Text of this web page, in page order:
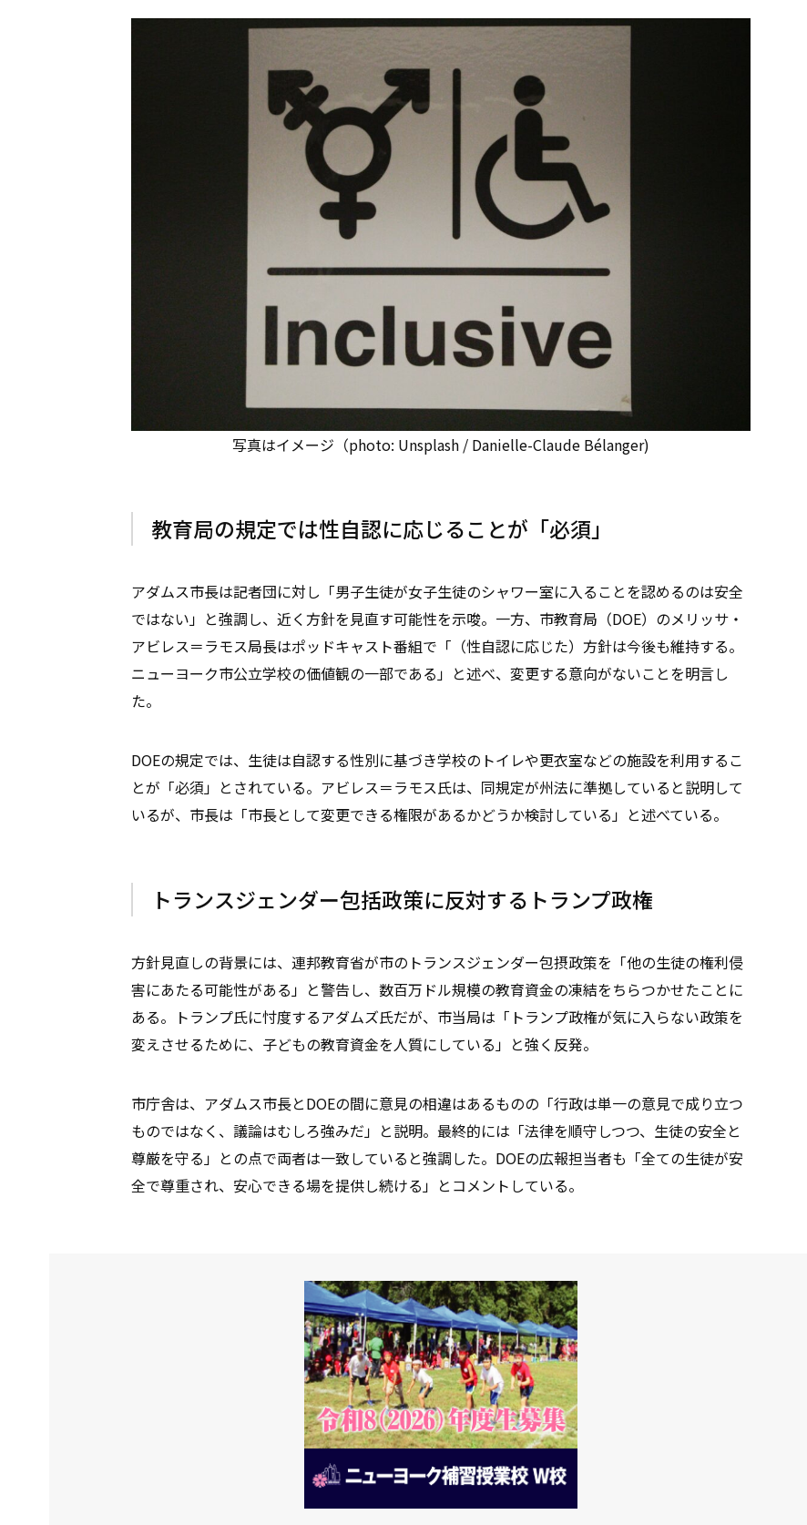
写真はイメージ（photo: Unsplash / Danielle-Claude Bélanger)
教育局の規定では性自認に応じることが「必須」
アダムス市長は記者団に対し「男子生徒が女子生徒のシャワー室に入ることを認めるのは安全
ではない」と強調し、近く方針を見直す可能性を示唆。一方、市教育局（DOE）のメリッサ・
アビレス＝ラモス局長はポッドキャスト番組で「（性自認に応じた）方針は今後も維持する。
ニューヨーク市公立学校の価値観の一部である」と述べ、変更する意向がないことを明言し
た。
DOEの規定では、生徒は自認する性別に基づき学校のトイレや更衣室などの施設を利用するこ
とが「必須」とされている。アビレス＝ラモス氏は、同規定が州法に準拠していると説明して
いるが、市長は「市長として変更できる権限があるかどうか検討している」と述べている。
トランスジェンダー包括政策に反対するトランプ政権
方針見直しの背景には、連邦教育省が市のトランスジェンダー包摂政策を「他の生徒の権利侵
害にあたる可能性がある」と警告し、数百万ドル規模の教育資金の凍結をちらつかせたことに
ある。トランプ氏に忖度するアダムズ氏だが、市当局は「トランプ政権が気に入らない政策を
変えさせるために、子どもの教育資金を人質にしている」と強く反発。
市庁舎は、アダムス市長とDOEの間に意見の相違はあるものの「行政は単一の意見で成り立つ
ものではなく、議論はむしろ強みだ」と説明。最終的には「法律を順守しつつ、生徒の安全と
尊厳を守る」との点で両者は一致していると強調した。DOEの広報担当者も「全ての生徒が安
全で尊重され、安心できる場を提供し続ける」とコメントしている。